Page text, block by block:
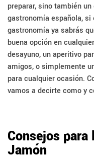
preparar, sino también
gastronomía española, si
gastronomía ya sabrás
buena opción en
desayuno, un aperitivo
amigos, o simplemente
para cualquier ocasión.
vamos a decirte como y
Consejos para
Jamón